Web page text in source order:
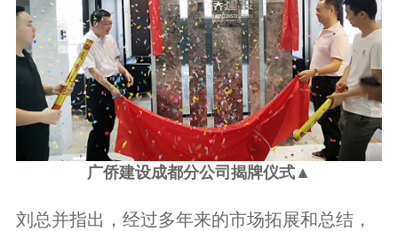
广侨建设成都分公司揭牌仪式▲
刘总并指出，经过多年来的市场拓展和总结，